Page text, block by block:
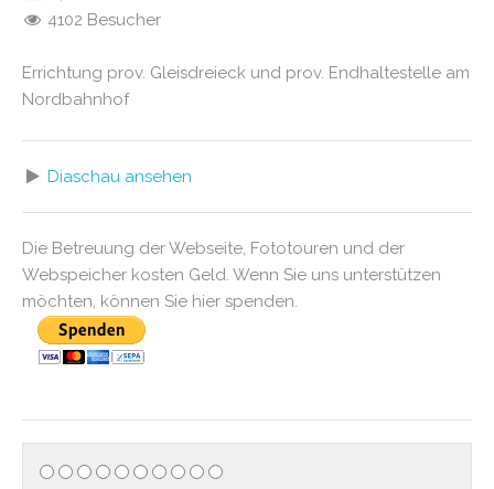
4102 Besucher
Errichtung prov. Gleisdreieck und prov. Endhaltestelle am
Nordbahnhof
Diaschau ansehen
Die Betreuung der Webseite, Fototouren und der
Webspeicher kosten Geld. Wenn Sie uns unterstützen
möchten, können Sie hier spenden.